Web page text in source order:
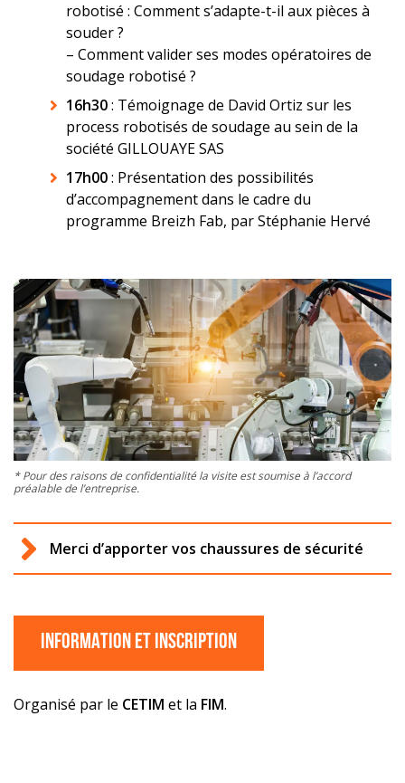
robotisé : Comment s’adapte-t-il aux pièces à
souder ?
– Comment valider ses modes opératoires de
soudage robotisé ?
16h30: Témoignage de David Ortiz sur les
process robotisés de soudage au sein de la
société GILLOUAYE SAS
17h00: Présentation des possibilités
d’accompagnement dans le cadre du
programme Breizh Fab, par Stéphanie Hervé
* Pour des raisons de confidentialité la visite est soumise à l’accord
préalable de l’entreprise.
Merci d’apporter vos chaussures de sécurité
InFORMATION ET INscription
Organisé par le CETIM et la FIM.